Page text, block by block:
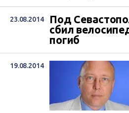
23.08.2014
Под
сбил
погиб
19.08.2014